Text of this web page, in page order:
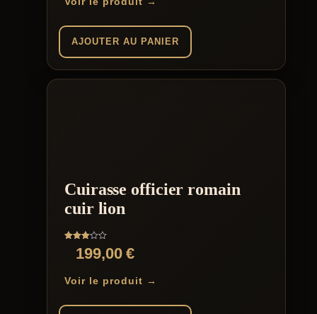
AJOUTER AU PANIER
Cuirasse officier romain
cuir lion
Note199,00€
Voir le produit →